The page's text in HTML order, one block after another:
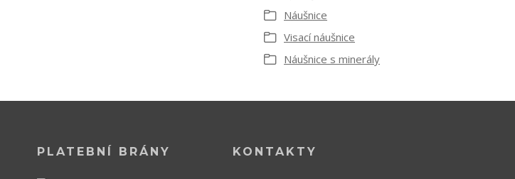
Náušnice
Visací náušnice
Náušnice s minerály
PLATEBNÍ BRÁNY KONTAKTY